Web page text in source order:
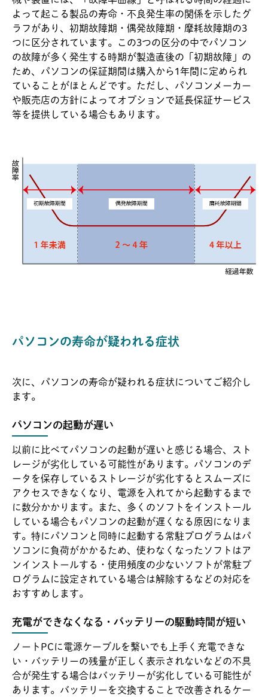
よって起こる製品の寿命・不良発生率の関係を示したグ
ラフがあり、初期故障期・偶発故障期・摩耗故障期の3
つに区分されています。この3つの区分の中でパソコン
の故障が多く発生する時期が製造直後の「初期故障」の
ため、パソコンの保証期間は購入から1年間に定められ
ていることがほとんどです。ただし、パソコンメーカー
や販売店の方針によってオプションで延長保証サービス
等を提供している場合もあります。
パソコンの寿命が疑われる症状
次に、パソコンの寿命が疑われる症状についてご紹介し
ます。
パソコンの起動が遅い
以前に比べてパソコンの起動が遅いと感じる場合、スト
レージが劣化している可能性があります。パソコンのデ
ータを保存しているストレージが劣化するとスムーズに
アクセスできなくなり、電源を入れてから起動するまで
に数分かかります。また、多くのソフトをインストール
している場合もパソコンの起動が遅くなる原因になりま
す。特にパソコンと同時に起動する常駐プログラムはパ
ソコンに負荷がかかるため、使わなくなったソフトはア
ンインストールする・使用頻度の少ないソフトが常駐プ
ログラムに設定されている場合は解除するなどの対応を
おすすめします。
充電ができなくなる・バッテリーの駆動時間が短い
ノートPCに電源ケーブルを繋いでも上手く充電できな
い・バッテリーの残量が正しく表示されないなどの不具
合が発生する場合はバッテリーが劣化している可能性が
あります。バッテリーを交換することで改善されるケー